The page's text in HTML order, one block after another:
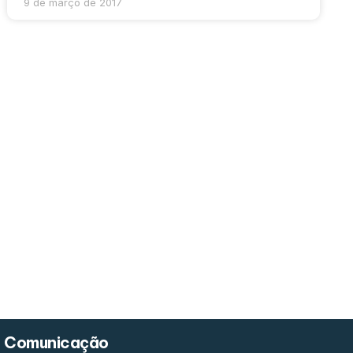
9 de março de 2017
Comunicação